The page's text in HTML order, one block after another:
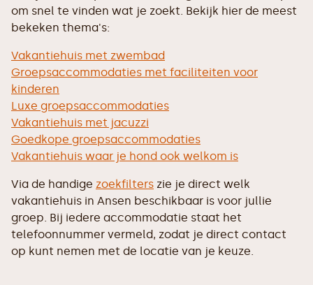
om snel te vinden wat je zoekt. Bekijk hier de meest
bekeken thema's:
Vakantiehuis met zwembad
Groepsaccommodaties met faciliteiten voor
kinderen
Luxe groepsaccommodaties
Vakantiehuis met jacuzzi
Goedkope groepsaccommodaties
Vakantiehuis waar je hond ook welkom is
Via de handige zoekfilters zie je direct welk
vakantiehuis in Ansen beschikbaar is voor jullie
groep. Bij iedere accommodatie staat het
telefoonnummer vermeld, zodat je direct contact
op kunt nemen met de locatie van je keuze.